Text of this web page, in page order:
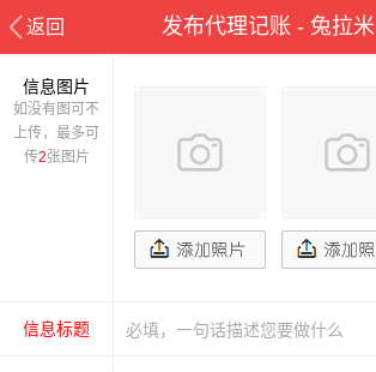
返回 发布代理记账 - 兔拉米
信息图片
如没有图可不
上传，最多可
传2张图片
信息标题